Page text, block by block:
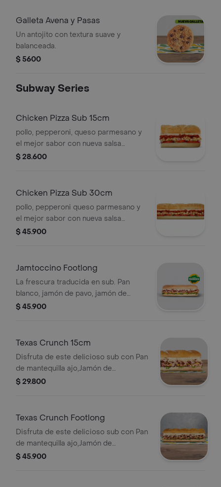
Galleta Avena y Pasas
Un antojito con textura suave y
balanceada.
$ 5600
Subway Series
Chicken Pizza Sub 15cm
pollo, pepperoni, queso parmesano y
el mejor sabor con nueva salsa
marinara y vegetales.
$ 28.600
Chicken Pizza Sub 30cm
pollo, pepperoni queso parmesano y
el mejor sabor con nueva salsa
marinara y vegetales.
$ 45.900
Jamtoccino Footlong
La frescura traducida en sub. Pan
blanco, jamón de pavo, jamón de
cerdo, tocineta, queso americano,
cm.
$ 45.900
Texas Crunch 15cm
Disfruta de este delicioso sub con Pan
de mantequilla ajo,Jamón de
Cerdo,Pernil de cerdo,Maíz,Mozzarella
$ 29.800
Texas Crunch Footlong
Disfruta de este delicioso sub con Pan
de mantequilla ajo,Jamón de
Cerdo,Pernil de cerdo,Maíz,Mozzarella
$ 45.900